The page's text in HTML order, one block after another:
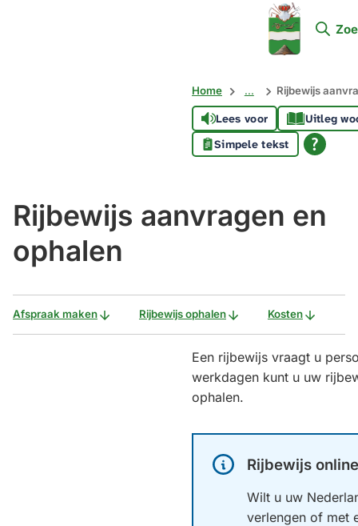
Mijn
Soest
Home ... Rijbewijs
Lees voor
Uitleg
Simpele tekst
Rijbewijs aanvragen en
ophalen
Afspraak maken Rijbewijs ophalen Kosten
Een rijbewijs vraagt u
werkdagen kunt u uw
ophalen.
Informatie:
Rijbewijs
Wilt u uw
verlengen of met